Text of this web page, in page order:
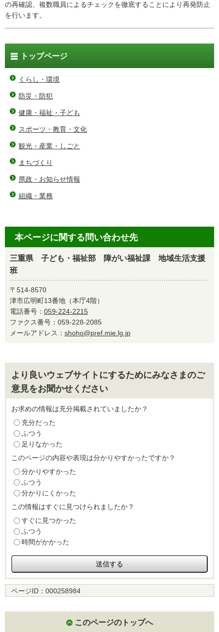
の再確認、複数職員によるチェックを徹底することにより再発防止
を行います。
トップページ
くらし・環境
防災・防犯
健康・福祉・子ども
スポーツ・教育・文化
観光・産業・しごと
まちづくり
県政・お知らせ情報
組織・業務
本ページに関する問い合わせ先
三重県 子ども・福祉部 障がい福祉課 地域生活支援
班
〒514-8570
津市広明町13番地（本庁4階）
電話番号： 059-224-2215
ファクス番号：059-228-2085
メールアドレス： shoho@pref.mie.lg.jp
より良いウェブサイトにするためにみなさまのご
意見をお聞かせください
お求めの情報は充分掲載されていましたか？
充分だった
ふつう
足りなかった
このページの内容や表現は分かりやすかったですか？
分かりやすかった
ふつう
分かりにくかった
この情報はすぐに見つけられましたか？
すぐに見つかった
ふつう
時間がかかった
ページID： 000258984
このページのトップへ